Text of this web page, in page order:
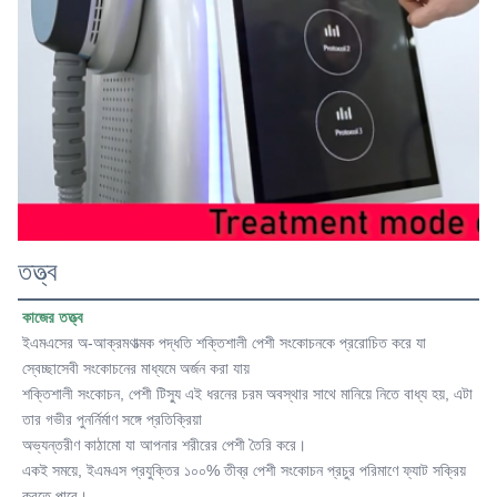
তত্ত্ব
কাজের তত্ত্ব
ইএমএসের অ-আক্রমণাত্মক পদ্ধতি শক্তিশালী পেশী সংকোচনকে প্ররোচিত করে যা
স্বেচ্ছাসেবী সংকোচনের মাধ্যমে অর্জন করা যায়
শক্তিশালী সংকোচন, পেশী টিস্যু এই ধরনের চরম অবস্থার সাথে মানিয়ে নিতে বাধ্য হয়, এটা
তার গভীর পুনর্নির্মাণ সঙ্গে প্রতিক্রিয়া
অভ্যন্তরীণ কাঠামো যা আপনার শরীরের পেশী তৈরি করে।
একই সময়ে, ইএমএস প্রযুক্তির ১০০% তীব্র পেশী সংকোচন প্রচুর পরিমাণে ফ্যাট সক্রিয়